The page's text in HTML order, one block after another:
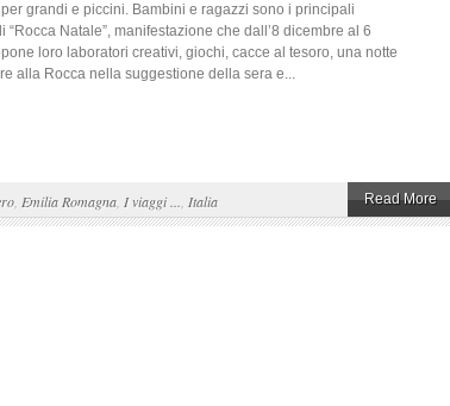
grandi e piccini. Bambini e ragazzi sono i principali
“Rocca Natale”, manifestazione che dall’8 dicembre al 6
loro laboratori creativi, giochi, cacce al tesoro, una notte
alla Rocca nella suggestione della sera e...
Emilia Romagna I viaggi ... Italia Read More